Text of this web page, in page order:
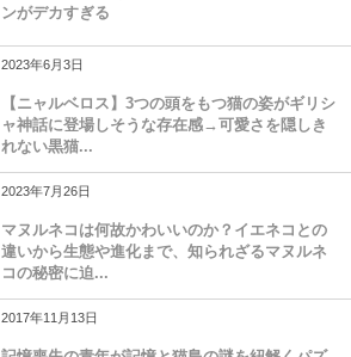
ンがデカすぎる
2023年6月3日
【ニャルベロス】3つの頭をもつ猫の姿がギリシ
ャ神話に登場しそうな存在感→可愛さを隠しき
れない黒猫...
2023年7月26日
マヌルネコは何故かわいいのか？イエネコとの
違いから生態や進化まで、知られざるマヌルネ
コの秘密に迫...
2017年11月13日